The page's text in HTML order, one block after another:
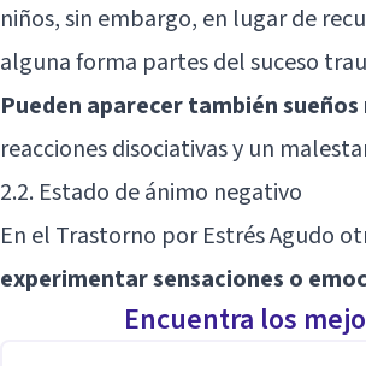
niños, sin embargo, en lugar de
alguna forma partes del suceso
Pueden aparecer también
reacciones disociativas y un
2.2. Estado de ánimo negativo
En el Trastorno por Estrés Agudo
experimentar sensaciones o
Encuentra los